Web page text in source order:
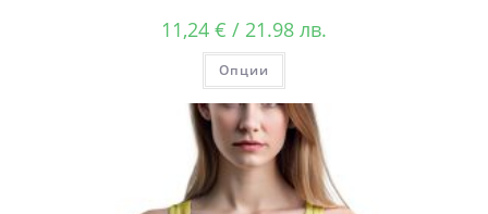
11,24 € / 21.98 лв.
Опции